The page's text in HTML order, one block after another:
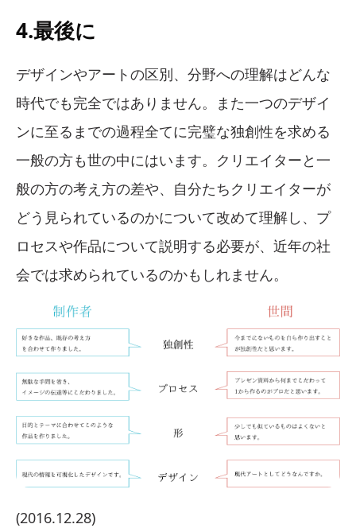
4.最後に
デザインやアートの区別、分野への理解はどんな
時代でも完全ではありません。また一つのデザイ
ンに至るまでの過程全てに完璧な独創性を求める
一般の方も世の中にはいます。クリエイターと一
般の方の考え方の差や、自分たちクリエイターが
どう見られているのかについて改めて理解し、プ
ロセスや作品について説明する必要が、近年の社
会では求められているのかもしれません。
(2016.12.28)